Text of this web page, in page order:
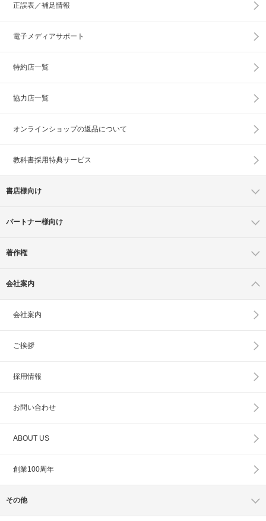
正誤表／補足情報
電子メディアサポート
特約店一覧
協力店一覧
オンラインショップの返品について
教科書採用特典サービス
書店様向け
パートナー様向け
著作権
会社案内
会社案内
ご挨拶
採用情報
お問い合わせ
ABOUT US
創業100周年
その他